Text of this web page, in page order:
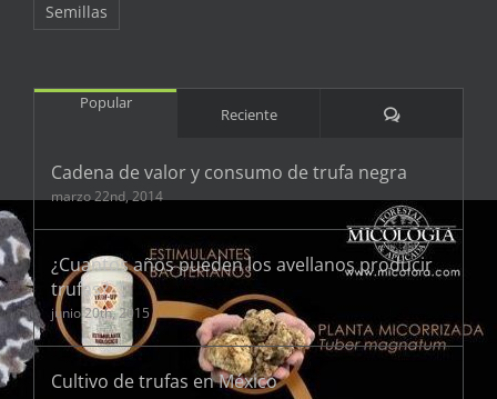
Semillas
Popular
Reciente Comentarios
Cadena de valor y consumo de trufa negra
marzo 22nd, 2014
¿Cuantos años pueden los avellanos producir
trufas?
junio 20th, 2015
Cultivo de trufas en México